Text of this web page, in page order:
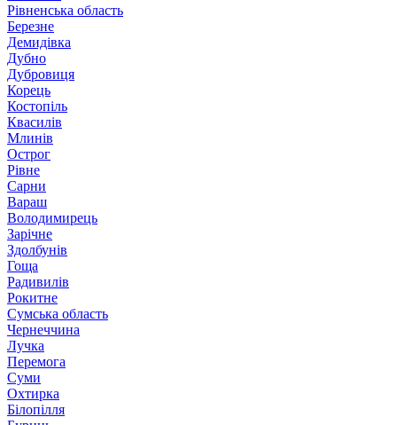
Рівненська область
Березне
Демидівка
Дубно
Дубровиця
Корець
Костопіль
Квасилів
Млинів
Острог
Рівне
Сарни
Вараш
Володимирець
Зарічне
Здолбунів
Гоща
Радивилів
Рокитне
Сумська область
Чернеччина
Лучка
Перемога
Суми
Охтирка
Білопілля